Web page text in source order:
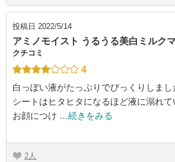
投稿日 2022/5/14
アミノモイスト うるうる美白ミルク
クチコミ
4
白っぽい液がたっぷりでびっくりしまし
シートはヒタヒタになるほど液に溺れて
お顔につけ …続きをみる
2